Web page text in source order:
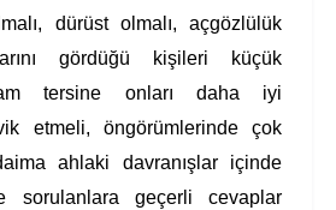
dürüst olmalı, açgözlülük
gördüğü kişileri küçük
tersine onları daha iyi
etmeli, öngörümlerinde çok
ahlaki davranışlar içinde
sorulanlara geçerli cevaplar